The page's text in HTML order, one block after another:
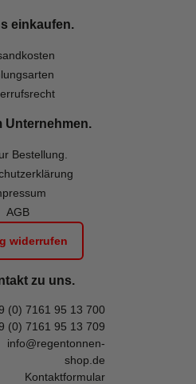
einkaufen.
Unternehmen.
Bestellung.
AGB
widerrufen
zu uns.
(0) 7161 95 13 700
(0) 7161 95 13 709
info@regentonnen-
shop.de
Kontaktformular